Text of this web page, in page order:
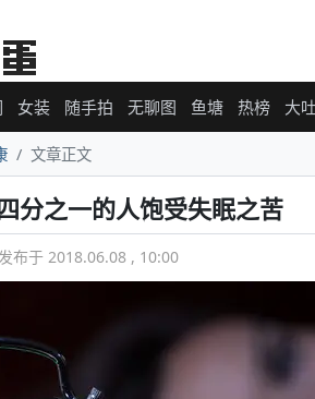
女装 随手拍 无聊图 鱼塘 热榜 大
文章正文
分之一的人饱受失眠之苦
布于 2018.06.08 , 10:00